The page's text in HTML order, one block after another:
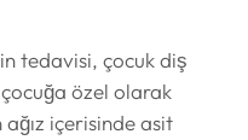
tedavisi, çocuk diş
özel olarak
içerisinde asit